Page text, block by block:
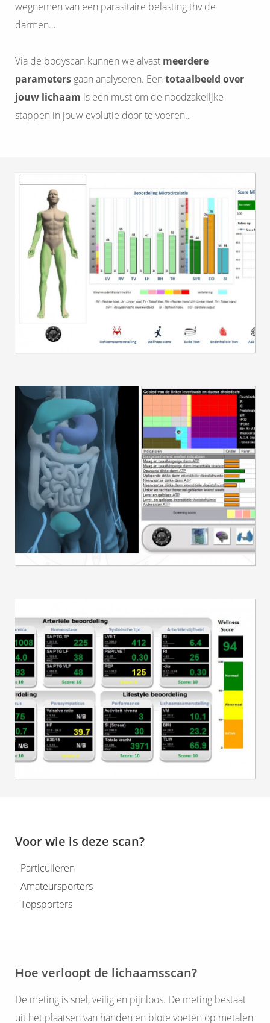
wegnemen van een parasitaire belasting thv de
darmen…
Via de bodyscan kunnen we alvast meerdere
parameters gaan analyseren. Een totaalbeeld over
jouw lichaam is een must om de noodzakelijke
stappen in jouw evolutie door te voeren..
Voor wie is deze scan?
- Particulieren
- Amateursporters
- Topsporters
Hoe verloopt de lichaamsscan?
De meting is snel, veilig en pijnloos. De meting bestaat
uit het plaatsen van handen en blote voeten op metalen